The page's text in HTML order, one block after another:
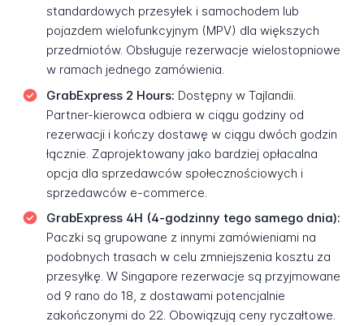
standardowych przesyłek i samochodem lub
pojazdem wielofunkcyjnym (MPV) dla większych
przedmiotów. Obsługuje rezerwacje wielostopniowe
w ramach jednego zamówienia.
GrabExpress 2 Hours: Dostępny w Tajlandii.
Partner-kierowca odbiera w ciągu godziny od
rezerwacji i kończy dostawę w ciągu dwóch godzin
łącznie. Zaprojektowany jako bardziej opłacalna
opcja dla sprzedawców społecznościowych i
sprzedawców e-commerce.
GrabExpress 4H (4-godzinny tego samego dnia):
Paczki są grupowane z innymi zamówieniami na
podobnych trasach w celu zmniejszenia kosztu za
przesyłkę. W Singapore rezerwacje są przyjmowane
od 9 rano do 18, z dostawami potencjalnie
zakończonymi do 22. Obowiązują ceny ryczałtowe.